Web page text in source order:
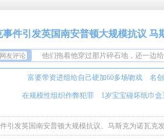
事件引发英国南安普顿大规模抗议 马
网友评论
他们拖着他穿过那片碎石地，还一边给
他戴上手铐一边说出那些刻薄评论，这
种做法让我怒火中烧。
我觉得现在的警察对任何白人或英国人
都有如此严重的种族 歧视，我绝不敢
和他们说话来报告犯罪。
从来没有像亨利·诺瓦克案这样的事
件，在这个案件中，受害者是非白人，
出回应。整个事件组合真的只能发生在
白人身上。BLM的叙述与现实完全相
他们拖着他穿过那片碎石地，还一边给
种做法让我怒火中烧。
都有如此严重的种族 歧视，我绝不敢
和他们说话来报告犯罪。
从来没有像亨利·诺瓦克案这样的事
件，在这个案件中，受害者是非白人，
富婆带资进组给自己硬加60多场吻戏 名
在规模性组织作弊犯罪 1岁宝宝碰坏纸巾
引发英国南安普顿大规模抗议、马斯克为诺瓦克